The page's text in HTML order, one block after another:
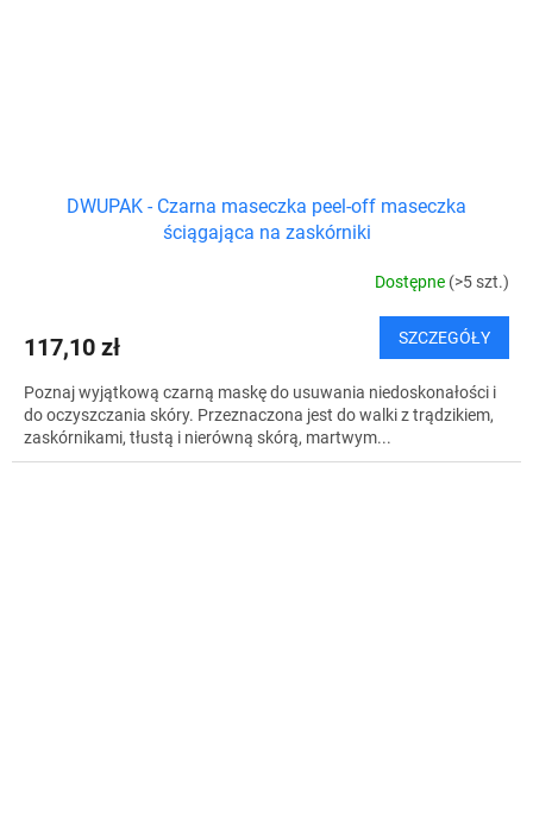
DWUPAK - Czarna maseczka peel-off maseczka
ściągająca na zaskórniki
Dostępne (>5 szt.)
117,10 zł SZCZEGÓŁY
Poznaj wyjątkową czarną maskę do usuwania niedoskonałości i
do oczyszczania skóry. Przeznaczona jest do walki z trądzikiem,
zaskórnikami, tłustą i nierówną skórą, martwym...